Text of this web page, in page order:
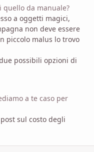
quello da manuale?
a oggetti magici,
non deve essere
piccolo malus lo trovo
possibili opzioni di
a te caso per
sul costo degli